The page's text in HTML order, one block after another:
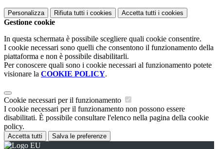
Personalizza Rifiuta tutti i cookies Accetta tutti i cookies
Gestione cookie
In questa schermata è possibile scegliere quali cookie consentire.
I cookie necessari sono quelli che consentono il funzionamento della
piattaforma e non è possibile disabilitarli.
Per conoscere quali sono i cookie necessari al funzionamento potete
visionare la COOKIE POLICY.
Cookie necessari per il funzionamento
I cookie necessari per il funzionamento non possono essere
disabilitati. È possibile consultare l'elenco nella pagina della cookie
policy.
Accetta tutti Salva le preferenze